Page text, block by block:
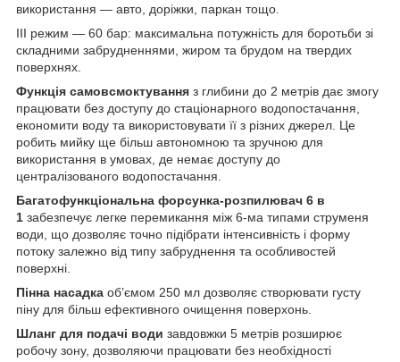
використання — авто, доріжки, паркан тощо.
III режим — 60 бар: максимальна потужність для боротьби зі
складними забрудненнями, жиром та брудом на твердих
поверхнях.
Функція самовсмоктування з глибини до 2 метрів дає змогу
працювати без доступу до стаціонарного водопостачання,
економити воду та використовувати її з різних джерел. Це
робить мийку ще більш автономною та зручною для
використання в умовах, де немає доступу до
централізованого водопостачання.
Багатофункціональна форсунка-розпилювач 6 в
1 забезпечує легке перемикання між 6-ма типами струменя
води, що дозволяє точно підібрати інтенсивність і форму
потоку залежно від типу забруднення та особливостей
поверхні.
Пінна насадка об’ємом 250 мл дозволяє створювати густу
піну для більш ефективного очищення поверхонь.
Шланг для подачі води завдовжки 5 метрів розширює
робочу зону, дозволяючи працювати без необхідності